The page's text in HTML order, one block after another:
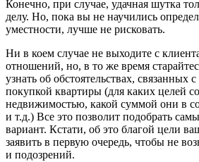
Конечно, при случае, удачная шутка
делу. Но, пока вы не научились
уместности, лучше не рисковать.
Ни в коем случае не выходите с
отношений, но, в то же время
узнать об обстоятельствах, связанных
покупкой квартиры (для каких целей
недвижимостью, какой суммой они в
и т.д.) Все это позволит подобрать
вариант. Кстати, об это благой цели
заявить в первую очередь, чтобы не
и подозрений.